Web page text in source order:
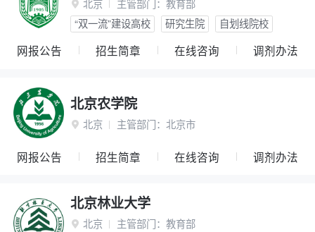
 北京 主管部门： 教育部
“双一流”建设高校
研究生院 自划线院校
网报公告 招生简章 在线咨询 调剂办法
北京农学院
 北京 主管部门： 北京市
网报公告 招生简章 在线咨询 调剂办法
北京林业大学
 北京 主管部门： 教育部